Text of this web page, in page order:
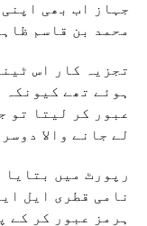
جہاز اب بھی
محمد بن قاسم
تجزیہ کار اس
ہوئے تھے
عبور کر لیتا تو
لے جانے والا
نامی قطری ایل
ہرمز عبور کر کے